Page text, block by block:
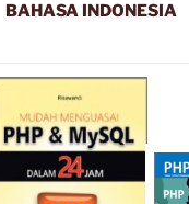
BAHASA INDONESIA